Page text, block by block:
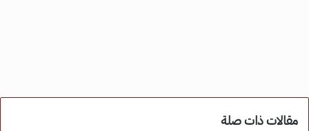
مقالات ذات صلة